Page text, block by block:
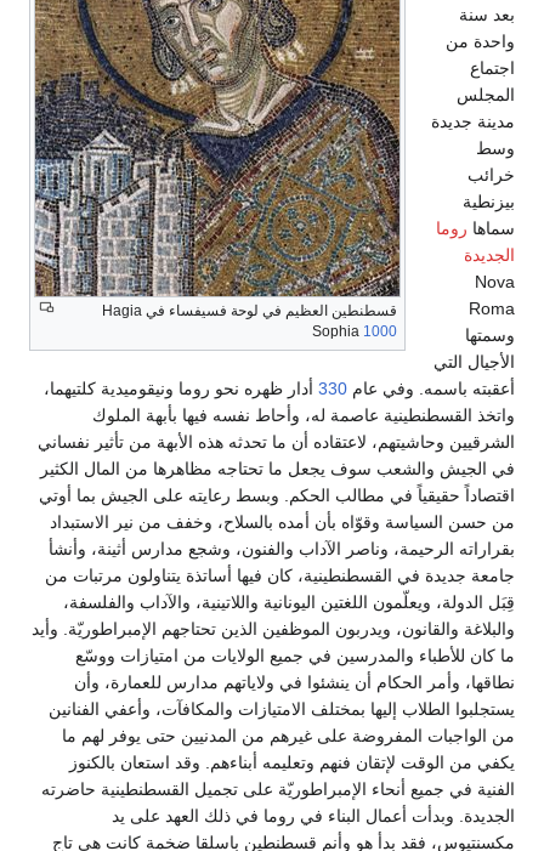
قسطنطين العظيم في لوحة فسيفساء في Hagia
Sophia 1000
بعد سنة
واحدة من
اجتماع
المجلس
مدينة جديدة
وسط
خرائب
بيزنطية
سماها روما
الجديدة
Nova
Roma
وسمتها
الأجيال التي
أعقبته باسمه. وفي عام 330 أدار ظهره نحو روما ونيقوميدية كلتيهما،
واتخذ القسطنطينية عاصمة له، وأحاط نفسه فيها بأبهة الملوك
الشرقيين وحاشيتهم، لاعتقاده أن ما تحدثه هذه الأبهة من تأثير نفساني
في الجيش والشعب سوف يجعل ما تحتاجه مظاهرها من المال الكثير
اقتصاداً حقيقياً في مطالب الحكم. وبسط رعايته على الجيش بما أوتي
من حسن السياسة وقوّاه بأن أمده بالسلاح، وخفف من نير الاستبداد
بقراراته الرحيمة، وناصر الآداب والفنون، وشجع مدارس أثينة، وأنشأ
جامعة جديدة في القسطنطينية، كان فيها أساتذة يتناولون مرتبات من
قِبَل الدولة، ويعلّمون اللغتين اليونانية واللاتينية، والآداب والفلسفة،
والبلاغة والقانون، ويدربون الموظفين الذين تحتاجهم الإمبراطوريّة. وأيد
ما كان للأطباء والمدرسين في جميع الولايات من امتيازات ووسّع
نطاقها، وأمر الحكام أن ينشئوا في ولاياتهم مدارس للعمارة، وأن
يستجلبوا الطلاب إليها بمختلف الامتيازات والمكافآت، وأعفي الفنانين
من الواجبات المفروضة على غيرهم من المدنيين حتى يوفر لهم ما
يكفي من الوقت لإتقان فنهم وتعليمه أبناءهم. وقد استعان بالكنوز
الفنية في جميع أنحاء الإمبراطوريّة على تجميل القسطنطينية حاضرته
الجديدة. وبدأت أعمال البناء في روما في ذلك العهد على يد
مكسنتيوس، فقد بدأ هو وأنم قسطنطين باسلقا ضخمة كانت هي تاج